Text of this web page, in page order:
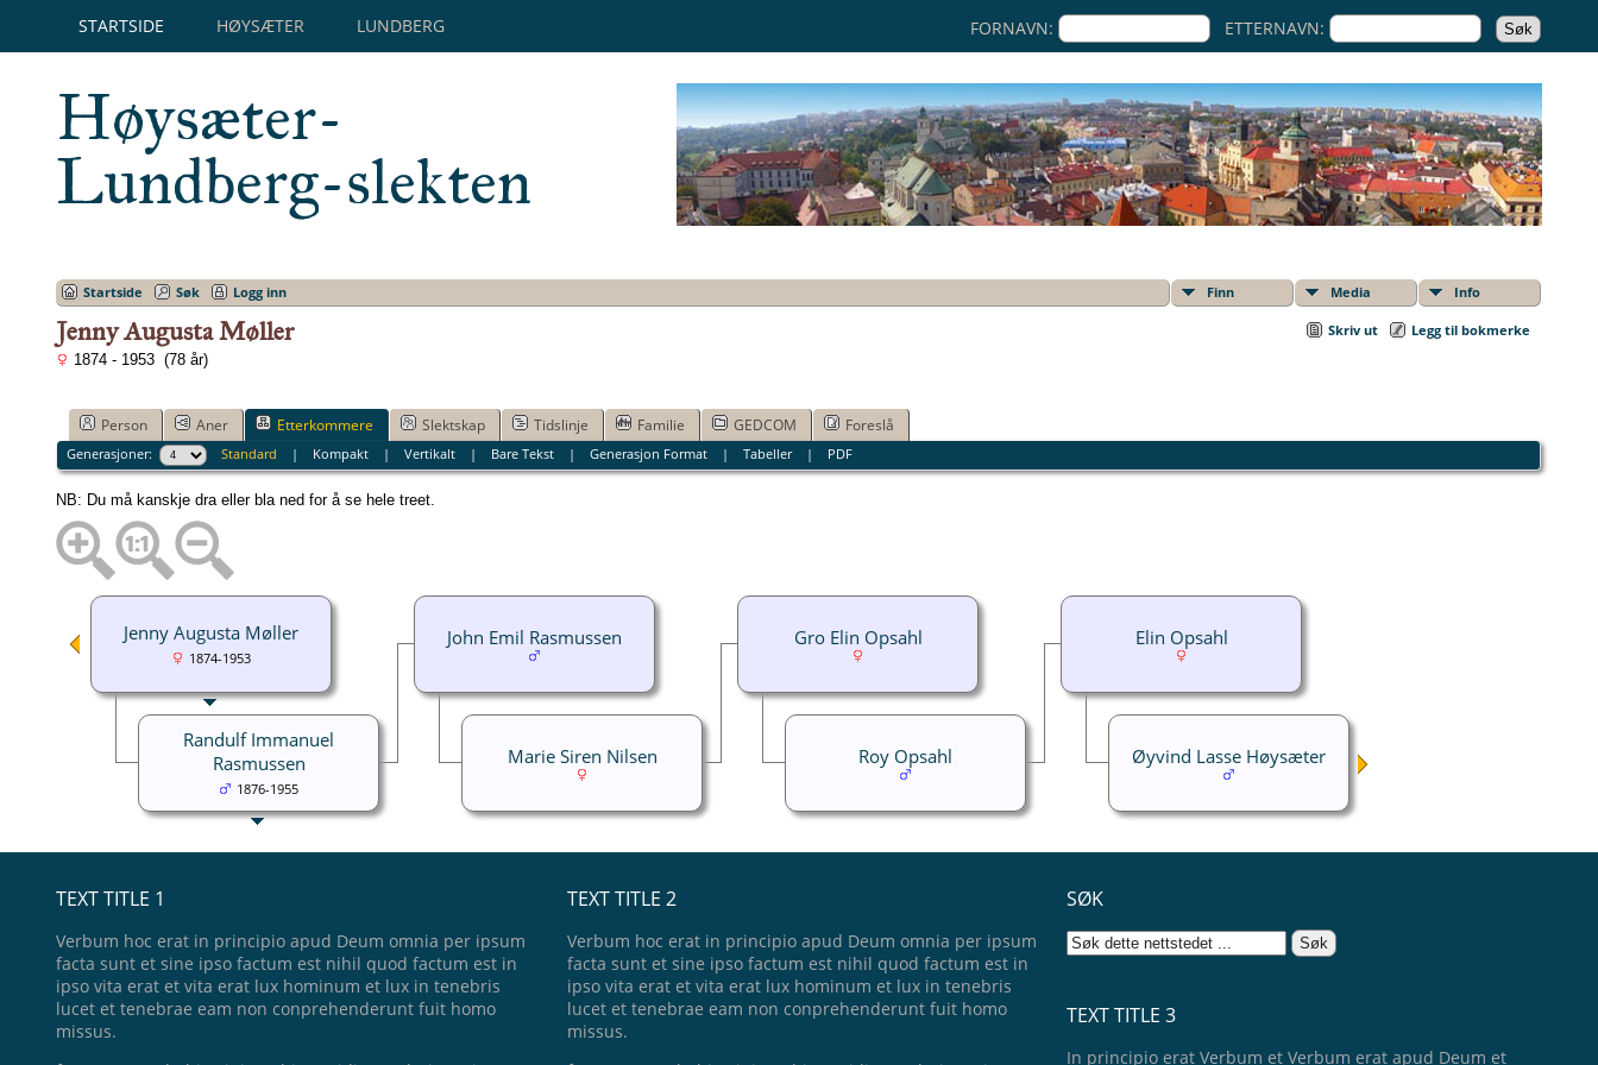
STARTSIDE HØYSÆTER LUNDBERG FORNAVN: ETTERNAVN:
Høysæter-
Lundberg-slekten
Finn Media Info
Startside Søk Logg inn
Skriv ut Legg til bokmerke
Jenny Augusta Møller
1874 - 1953 (78 år)
Person Aner Etterkommere Slektskap Tidslinje Familie GEDCOM Foreslå
Generasjoner: Standard | Kompakt| Vertikalt| Bare Tekst| Generasjon Format| Tabeller| PDF
NB: Du må kanskje dra eller bla ned for å se hele treet.
Elin Opsahl
Øyvind Lasse Høysæter
Gro Elin Opsahl
Roy Opsahl
John Emil Rasmussen
Marie Siren Nilsen
Jenny Augusta Møller
1874-1953
Randulf Immanuel
Rasmussen
1876-1955
TEXT TITLE 1
Verbum hoc erat in principio apud Deum omnia per ipsum
facta sunt et sine ipso factum est nihil quod factum est in
ipso vita erat et vita erat lux hominum et lux in tenebris
lucet et tenebrae eam non conprehenderunt fuit homo
missus.
TEXT TITLE 2
Verbum hoc erat in principio apud Deum omnia per ipsum
facta sunt et sine ipso factum est nihil quod factum est in
ipso vita erat et vita erat lux hominum et lux in tenebris
lucet et tenebrae eam non conprehenderunt fuit homo
missus.
SØK
TEXT TITLE 3
In principio erat Verbum et Verbum erat apud Deum et